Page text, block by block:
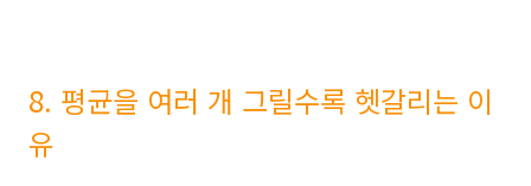
8. 평균을 여러 개 그릴수록 헷갈리는 이
유